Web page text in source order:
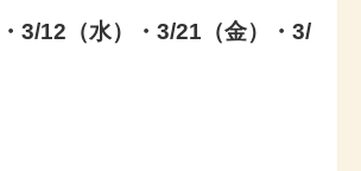
3/12（水）・3/21（金）・3/